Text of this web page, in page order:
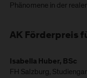
Phänomene in der
AK Förderpreis
Isabella Huber, BSc
FH Salzburg,